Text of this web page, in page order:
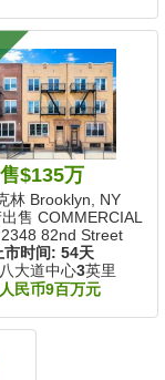
售$135万
林 Brooklyn, NY
售 COMMERCIAL
82nd Street
市时间: 54天
大道中心3英里
民币9百万元